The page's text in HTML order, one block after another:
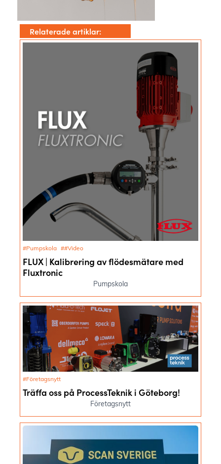
Relaterade artiklar:
#Pumpskola ##Video
FLUX | Kalibrering av flödesmätare med
Fluxtronic
Pumpskola
#Företagsnytt
Träffa oss på ProcessTeknik i Göteborg!
Företagsnytt